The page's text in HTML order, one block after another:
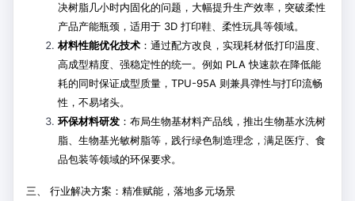
决树脂几小时内固化的问题，大幅提升生产效率，突破柔性
产品产能瓶颈，适用于 3D 打印鞋、柔性玩具等领域。
材料性能优化技术 ：通过配方改良，实现耗材低打印温度、
高成型精度、强稳定性的统一。例如 PLA 快速款在降低能
耗的同时保证成型质量，TPU-95A 则兼具弹性与打印流畅
性，不易堵头。
环保材料研发 ：布局生物基材料产品线，推出生物基水洗树
脂、生物基光敏树脂等，践行绿色制造理念，满足医疗、食
品包装等领域的环保要求。
三、 行业解决方案：精准赋能，落地多元场景